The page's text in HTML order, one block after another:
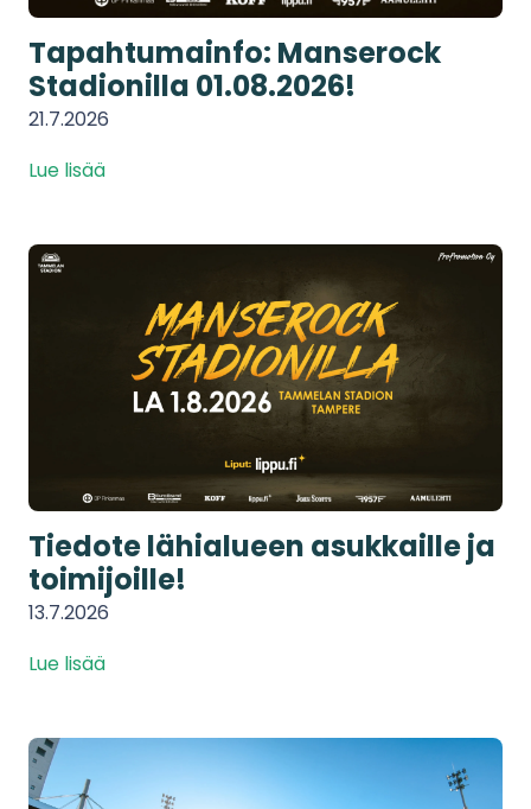
Tapahtumainfo: Manserock
Stadionilla 01.08.2026!
21.7.2026
Lue lisää
Tiedote lähialueen asukkaille ja
toimijoille!
13.7.2026
Lue lisää